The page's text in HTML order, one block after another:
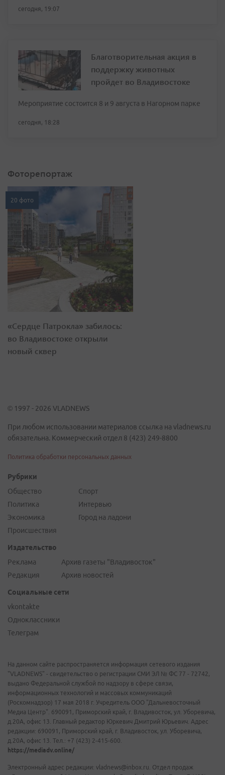
сегодня, 19:07
Благотворительная акция в
поддержку животных
пройдет во Владивостоке
Мероприятие состоится 8 и 9 августа в Нагорном парке
сегодня, 18:28
Фоторепортаж
20 фото
«Сердце Патрокла» забилось:
во Владивостоке открыли
новый сквер
© 1997 - 2026 VLADNEWS
При любом использовании материалов ссылка на vladnews.ru
обязательна. Коммерческий отдел 8 (423) 249-8800
Политика обработки персональных данных
Рубрики
Общество
Политика
Экономика
Происшествия
Спорт
Интервью
Город на ладони
Издательство
Реклама
Редакция
Архив газеты "Владивосток"
Архив новостей
Социальные сети
vkontakte
Одноклассники
Телеграм
На данном сайте распространяется информация сетевого издания
"VLADNEWS" - свидетельство о регистрации СМИ ЭЛ № ФС 77 - 72742,
выдано Федеральной службой по надзору в сфере связи,
информационных технологий и массовых коммуникаций
(Роскомнадзор) 17 мая 2018 г. Учредитель ООО "Дальневосточный
Медиа Центр". 690091, Приморский край, г. Владивосток, ул. Уборевича,
д.20А, офис 13. Главный редактор Юркевич Дмитрий Юрьевич. Адрес
редакции: 690091, Приморский край, г. Владивосток, ул. Уборевича,
д.20А, офис 13. Тел.: +7 (423) 2-415-600.
https://mediadv.online/
Электронный адрес редакции: vladnews@inbox.ru. Отдел продаж